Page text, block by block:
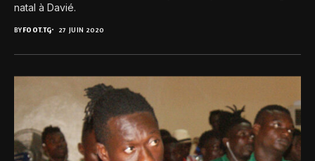
natal à Davié.
BYFOOT.TG 27 JUIN 2020